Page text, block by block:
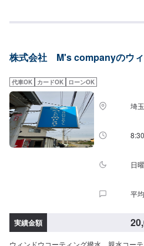
理を部品交換で対応してしまうから。私
い！
次第納車□納期について□通常1~2日程度で
り納期が前後する場合がございます。予
□作業中は無料の代車をご利用ください。
ります。予め、ご了承ください。□パーツ
み可能です。オファーの際に持ち込みパ
休日・営業時間】定休日：祝日営業時間：
株式会社 M's companyのウィ
代車OK カードOK ローンOK
埼
日
平
実績金額
ウィンドウコーティング撥水、親水コー